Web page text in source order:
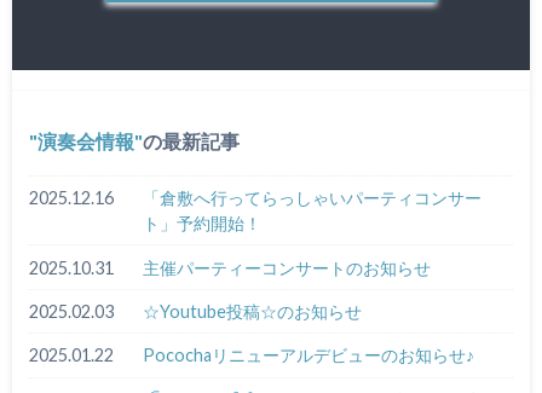
演奏会情報 の最新記事
2025.12.16
「倉敷へ行ってらっしゃいパーティコンサー
ト」予約開始！
2025.10.31 主催パーティーコンサートのお知らせ
2025.02.03 ☆Youtube投稿☆のお知らせ
2025.01.22 Pocochaリニューアルデビューのお知らせ♪